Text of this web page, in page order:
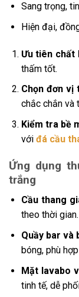
Sang trọng,
Hiện đại,
Ưu tiên chất
thấm tốt.
Chọn đơn vị
chắc chắn và
Kiểm tra bề
với đá cầu
Ứng dụng
trắng
Cầu thang
theo thời gian.
Quầy bar và
bóng, phù
Mặt lavabo
tinh tế, dễ